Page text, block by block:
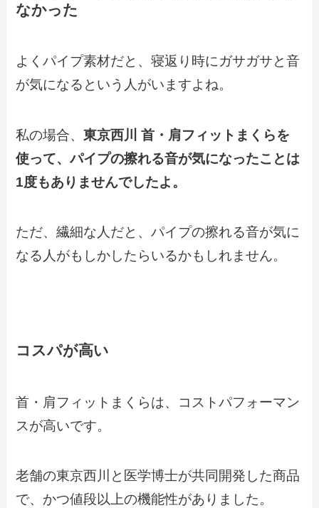
なかった
よくパイプ素材だと、寝返り時にガサガサと音
が気になるという人がいますよね。
私の場合、東京西川 首・肩フィットまくらを
使って、パイプの擦れる音が気になったことは
1度もありませんでしたよ。
ただ、繊細な人だと、パイプの擦れる音が気に
なる人がもしかしたらいるかもしれません。
コスパが高い
首・肩フィットまくらは、コストパフォーマン
スが高いです。
老舗の東京西川と医学博士が共同開発した商品
で、かつ値段以上の機能性がありました。